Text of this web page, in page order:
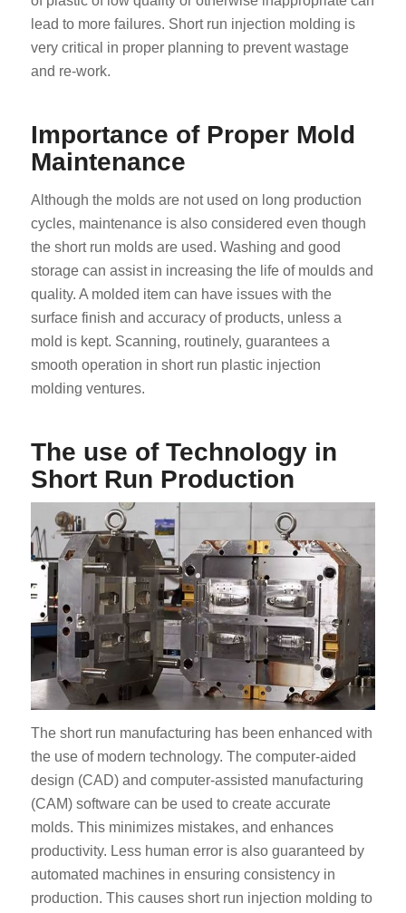
lead to more failures. Short run injection molding is
very critical in proper planning to prevent wastage
and re-work.
Importance of Proper Mold
Maintenance
Although the molds are not used on long production
cycles, maintenance is also considered even though
the short run molds are used. Washing and good
storage can assist in increasing the life of moulds and
quality. A molded item can have issues with the
surface finish and accuracy of products, unless a
mold is kept. Scanning, routinely, guarantees a
smooth operation in short run plastic injection
molding ventures.
The use of Technology in
Short Run Production
The short run manufacturing has been enhanced with
the use of modern technology. The computer-aided
design (CAD) and computer-assisted manufacturing
(CAM) software can be used to create accurate
molds. This minimizes mistakes, and enhances
productivity. Less human error is also guaranteed by
automated machines in ensuring consistency in
production. This causes short run injection molding to